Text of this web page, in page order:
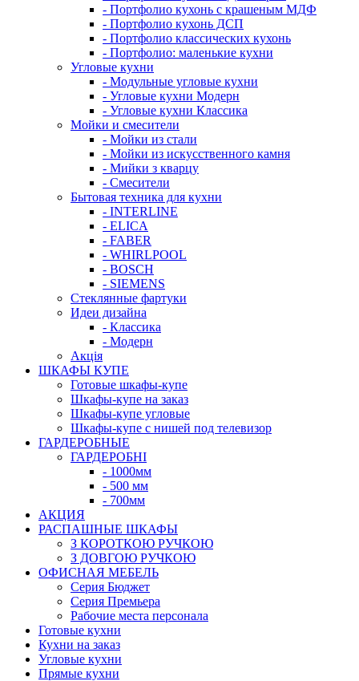
- Портфолио кухонь с крашеным МДФ
- Портфолио кухонь ДСП
- Портфолио классических кухонь
- Портфолио: маленькие кухни
Угловые кухни
- Модульные угловые кухни
- Угловые кухни Модерн
- Угловые кухни Классика
Мойки и смесители
- Мойки из стали
- Мойки из искусственного камня
- Мийки з кварцу
- Смесители
Бытовая техника для кухни
- INTERLINE
- ELICA
- FABER
- WHIRLPOOL
- BOSCH
- SIEMENS
Стеклянные фартуки
Идеи дизайна
- Класcика
- Модерн
Акція
ШКАФЫ КУПЕ
Готовые шкафы-купе
Шкафы-купе на заказ
Шкафы-купе угловые
Шкафы-купе с нишей под телевизор
ГАРДЕРОБНЫЕ
ГАРДЕРОБНІ
- 1000мм
- 500 мм
- 700мм
АКЦИЯ
РАСПАШНЫЕ ШКАФЫ
З КОРОТКОЮ РУЧКОЮ
З ДОВГОЮ РУЧКОЮ
ОФИСНАЯ МЕБЕЛЬ
Серия Бюджет
Серия Премьера
Рабочие места персонала
Готовые кухни
Кухни на заказ
Угловые кухни
Прямые кухни